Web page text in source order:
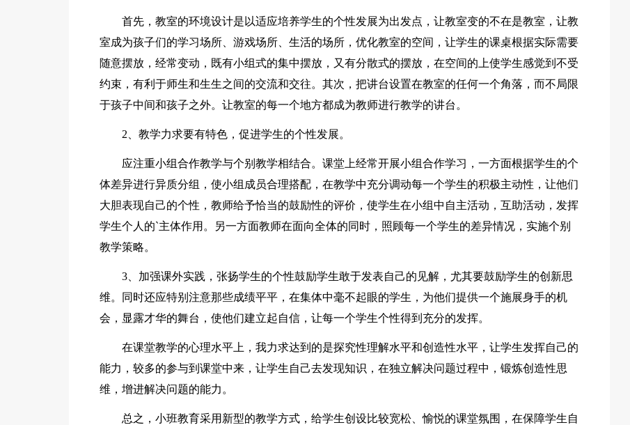
首先，教室的环境设计是以适应培养学生的个性发展为出发点，让教室变的不在是教室，让教
室成为孩子们的学习场所、游戏场所、生活的场所，优化教室的空间，让学生的课桌根据实际需要
随意摆放，经常变动，既有小组式的集中摆放，又有分散式的摆放，在空间的上使学生感觉到不受
约束，有利于师生和生生之间的交流和交往。其次，把讲台设置在教室的任何一个角落，而不局限
于孩子中间和孩子之外。让教室的每一个地方都成为教师进行教学的讲台。
2、教学力求要有特色，促进学生的个性发展。
应注重小组合作教学与个别教学相结合。课堂上经常开展小组合作学习，一方面根据学生的个
体差异进行异质分组，使小组成员合理搭配，在教学中充分调动每一个学生的积极主动性，让他们
大胆表现自己的个性，教师给予恰当的鼓励性的评价，使学生在小组中自主活动，互助活动，发挥
学生个人的`主体作用。另一方面教师在面向全体的同时，照顾每一个学生的差异情况，实施个别
教学策略。
3、加强课外实践，张扬学生的个性鼓励学生敢于发表自己的见解，尤其要鼓励学生的创新思
维。同时还应特别注意那些成绩平平，在集体中毫不起眼的学生，为他们提供一个施展身手的机
会，显露才华的舞台，使他们建立起自信，让每一个学生个性得到充分的发挥。
在课堂教学的心理水平上，我力求达到的是探究性理解水平和创造性水平，让学生发挥自己的
能力，较多的参与到课堂中来，让学生自己去发现知识，在独立解决问题过程中，锻炼创造性思
维，增进解决问题的能力。
总之，小班教育采用新型的教学方式，给学生创设比较宽松、愉悦的课堂氛围，在保障学生自